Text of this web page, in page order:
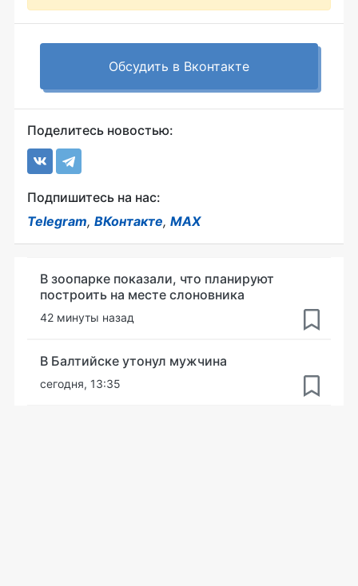
Обсудить в Вконтакте
Поделитесь новостью:
Подпишитесь на нас:
Telegram, ВКонтакте, MAX
В зоопарке показали, что планируют
построить на месте слоновника
42 минуты назад
В Балтийске утонул мужчина
сегодня, 13:35